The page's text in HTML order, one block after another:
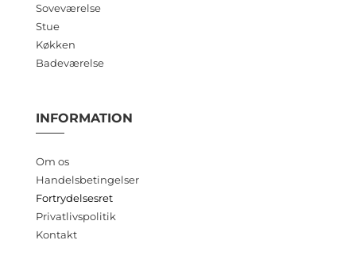
Soveværelse
Stue
Køkken
Badeværelse
INFORMATION
Om os
Handelsbetingelser
Fortrydelsesret
Privatlivspolitik
Kontakt